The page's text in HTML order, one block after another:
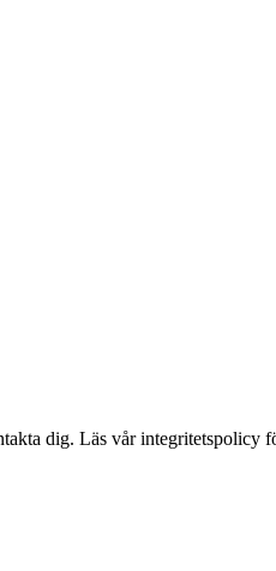
dig. Läs vår integritetspolicy